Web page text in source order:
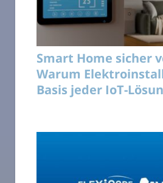
Smart Home sicher
Warum
Basis jeder IoT-